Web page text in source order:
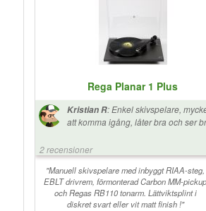
Rega Planar 1 Plus
Kristian R:Enkel skivspelare,
att komma igång, låter bra och ser
hastighet måste tallriken lyftas av och
drivremmen ändras manuellt, lite
så om man är intresserad av att
45rpm kan det vara bra att känna till.
2 recensioner
"Manuell skivspelare med inbyggt RIAA-steg,
EBLT drivrem, förmonterad Carbon MM-pickup
och Regas RB110 tonarm. Lättviktsplint i
diskret svart eller vit matt finish !"